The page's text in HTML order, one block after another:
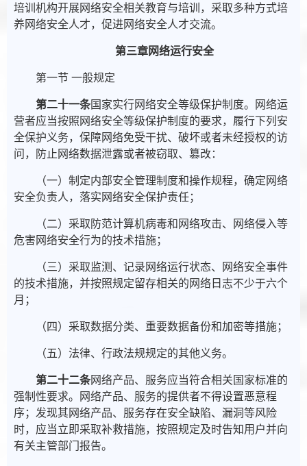
培训机构开展网络安全相关教育与培训，采取多种方式培
养网络安全人才，促进网络安全人才交流。
第三章网络运行安全
第一节 一般规定
第二十一条国家实行网络安全等级保护制度。网络运
营者应当按照网络安全等级保护制度的要求，履行下列安
全保护义务，保障网络免受干扰、破坏或者未经授权的访
问，防止网络数据泄露或者被窃取、篡改：
（一）制定内部安全管理制度和操作规程，确定网络
安全负责人，落实网络安全保护责任；
（二）采取防范计算机病毒和网络攻击、网络侵入等
危害网络安全行为的技术措施；
（三）采取监测、记录网络运行状态、网络安全事件
的技术措施，并按照规定留存相关的网络日志不少于六个
月；
（四）采取数据分类、重要数据备份和加密等措施；
（五）法律、行政法规规定的其他义务。
第二十二条网络产品、服务应当符合相关国家标准的
强制性要求。网络产品、服务的提供者不得设置恶意程
序；发现其网络产品、服务存在安全缺陷、漏洞等风险
时，应当立即采取补救措施，按照规定及时告知用户并向
有关主管部门报告。